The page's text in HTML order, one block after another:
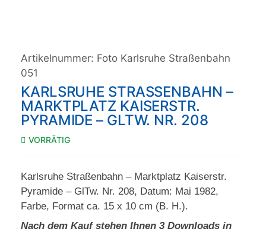
Artikelnummer: Foto Karlsruhe Straßenbahn
051
KARLSRUHE STRASSENBAHN – M
ARKTPLATZ KAISERSTR. P
YRAMIDE – GLTW. NR. 208
VORRÄTIG
Karlsruhe Straßenbahn – Marktplatz Kaiserstr.
Pyramide – GlTw. Nr. 208, Datum: Mai 1982,
Farbe, Format ca. 15 x 10 cm (B. H.).
Nach dem Kauf stehen Ihnen 3 Downloads in